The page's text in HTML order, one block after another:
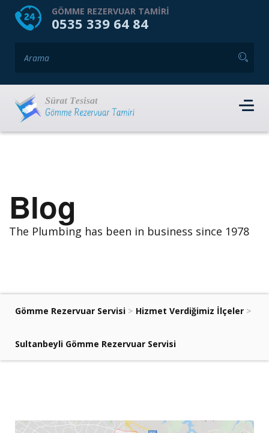
HOME HAKKIMIZDA
GÖMME REZERVUAR TAMIRI
0535 339 64 84
Blog
The Plumbing has been in business since 1978
Gömme Rezervuar Servisi > Hizmet Verdiğimiz İlçeler >
Sultanbeyli Gömme Rezervuar Servisi